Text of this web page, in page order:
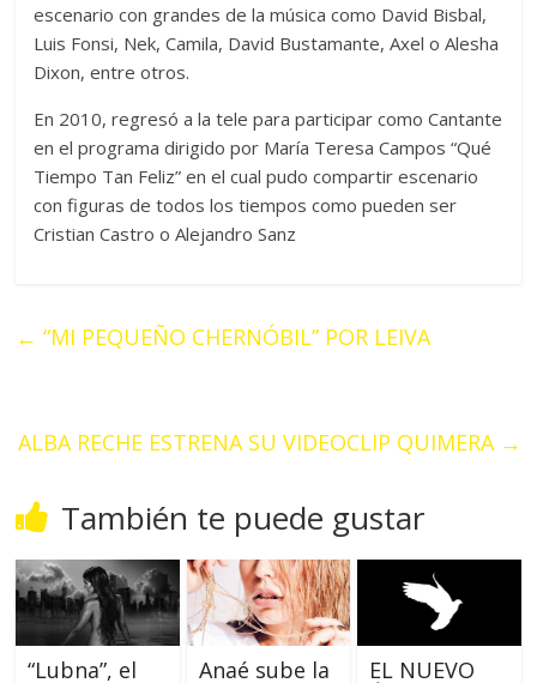
escenario con grandes de la música como David Bisbal,
Luis Fonsi, Nek, Camila, David Bustamante, Axel o Alesha
Dixon, entre otros.
En 2010, regresó a la tele para participar como Cantante
en el programa dirigido por María Teresa Campos “Qué
Tiempo Tan Feliz” en el cual pudo compartir escenario
con figuras de todos los tiempos como pueden ser
Cristian Castro o Alejandro Sanz
← “MI PEQUEÑO CHERNÓBIL” POR LEIVA
ALBA RECHE ESTRENA SU VIDEOCLIP QUIMERA →
También te puede gustar
“Lubna”, el
Anaé sube la
EL NUEVO